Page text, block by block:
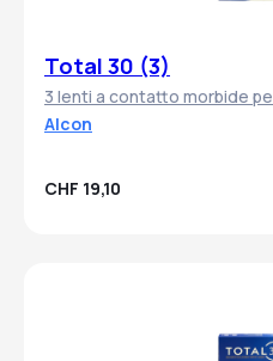
Total 30 (3)
3 lenti a contatto morbide
Alcon
CHF 19,10